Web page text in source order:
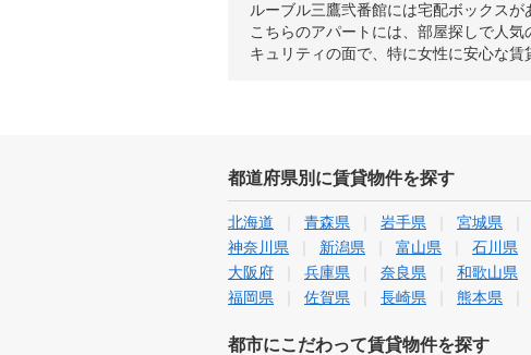
ルーブル三鷹弐番館には宅配ボックス
こちらのアパートには、部屋探しで人
キュリティの面で、特に女性に安心な賃
都道府県別に賃貸物件を探す
北海道 青森県 岩手県 宮城県
神奈川県
新潟県 富山県 石川県
大阪府
兵庫県 奈良県 和歌山県
福岡県
佐賀県 長崎県 熊本県
都市にこだわって賃貸物件を探す